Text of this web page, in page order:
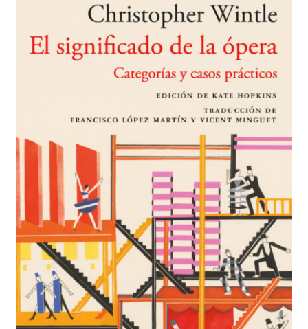
BUSCAR
LISTA DE LIBROS